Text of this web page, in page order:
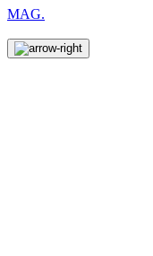
MAG.